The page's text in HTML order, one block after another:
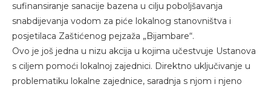
sufinansiranje sanacije bazena u cilju poboljšavanja
snabdijevanja vodom za piće lokalnog stanovništva i
posjetilaca Zaštićenog pejzaža „Bijambare“.
Ovo je još jedna u nizu akcija u kojima učestvuje Ustanova
s ciljem pomoći lokalnoj zajednici. Direktno uključivanje u
problematiku lokalne zajednice, saradnja s njom i njeno